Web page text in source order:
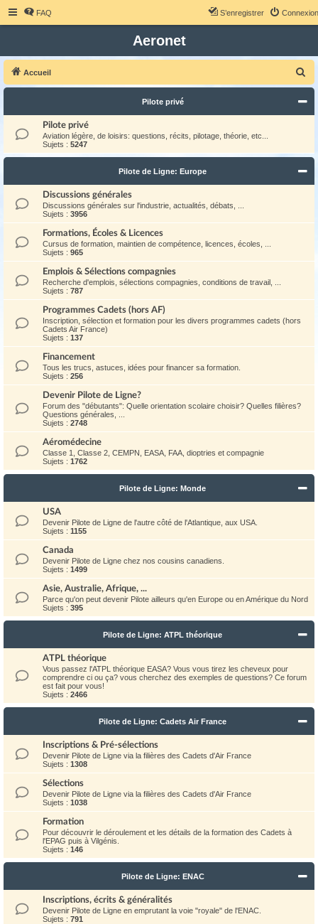
FAQ Connexion
S’enregistrer
Aeronet
Accueil
e
r
c
r
Pilote privé
Pilote privé
Aviation légère, de loisirs: questions, récits, pilotage, théorie, etc...
Sujets : 5247
Pilote de Ligne: Europe
Discussions générales
Discussions générales sur l'industrie, actualités, débats, ...
Sujets : 3956
Formations, Écoles & Licences
Cursus de formation, maintien de compétence, licences, écoles, ...
Sujets : 965
Emplois & Sélections compagnies
Recherche d'emplois, sélections compagnies, conditions de travail, ...
Sujets : 787
Programmes Cadets (hors AF)
Inscription, sélection et formation pour les divers programmes cadets (hors
Cadets Air France)
Sujets : 137
Financement
Tous les trucs, astuces, idées pour financer sa formation.
Sujets : 256
Devenir Pilote de Ligne?
Forum des "débutants": Quelle orientation scolaire choisir? Quelles filières?
Questions générales, ...
Sujets : 2748
Aéromédecine
Classe 1, Classe 2, CEMPN, EASA, FAA, dioptries et compagnie
Sujets : 1762
Pilote de Ligne: Monde
USA
Devenir Pilote de Ligne de l'autre côté de l'Atlantique, aux USA.
Sujets : 1155
Canada
Devenir Pilote de Ligne chez nos cousins canadiens.
Sujets : 1499
Asie, Australie, Afrique, ...
Parce qu'on peut devenir Pilote ailleurs qu'en Europe ou en Amérique du Nord
Sujets : 395
Pilote de Ligne: ATPL théorique
ATPL théorique
Vous passez l'ATPL théorique EASA? Vous vous tirez les cheveux pour
comprendre ci ou ça? vous cherchez des exemples de questions? Ce forum
est fait pour vous!
Sujets : 2466
Pilote de Ligne: Cadets Air France
Inscriptions & Pré-sélections
Devenir Pilote de Ligne via la filières des Cadets d'Air France
Sujets : 1308
Sélections
Devenir Pilote de Ligne via la filières des Cadets d'Air France
Sujets : 1038
Formation
Pour découvrir le déroulement et les détails de la formation des Cadets à
l'EPAG puis à Vilgénis.
Sujets : 146
Pilote de Ligne: ENAC
Inscriptions, écrits & généralités
Devenir Pilote de Ligne en emprutant la voie "royale" de l'ENAC.
Sujets : 791